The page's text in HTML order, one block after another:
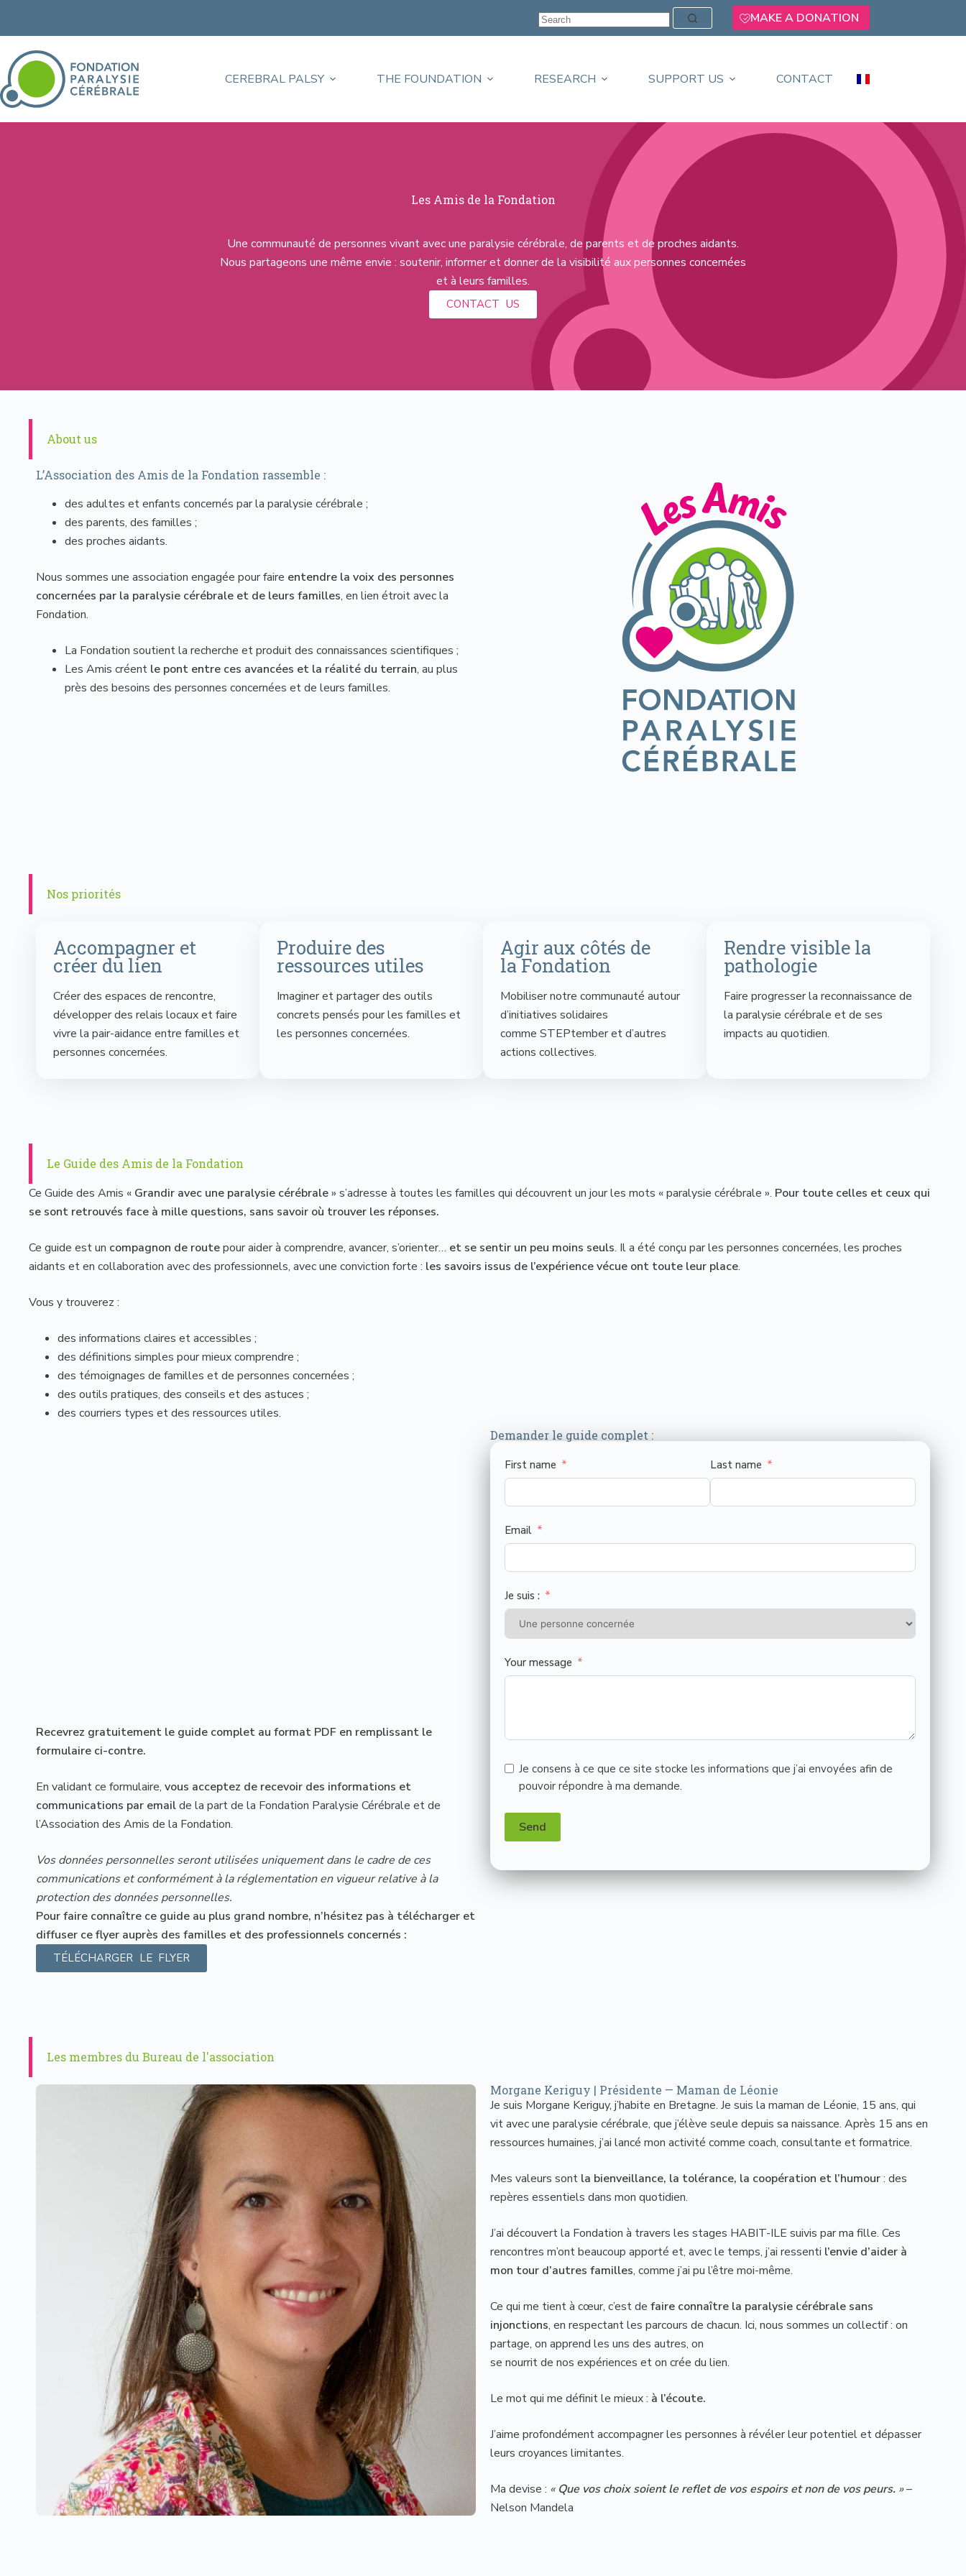
MAKE A DONATION
CEREBRAL PALSY THE FOUNDATION RESEARCH SUPPORT US CONTACT
Les Amis de la Fondation
Une communauté de personnes vivant avec une paralysie cérébrale, de parents et de proches aidants.
Nous partageons une même envie : soutenir, informer et donner de la visibilité aux personnes concernées
et à leurs familles.
CONTACT US
About us
L’Association des Amis de la Fondation rassemble :
des adultes et enfants concernés par la paralysie cérébrale ;
des parents, des familles ;
des proches aidants.
Nous sommes une association engagée pour faire entendre la voix des personnes
concernées par la paralysie cérébrale et de leurs familles, en lien étroit avec la
Fondation.
La Fondation soutient la recherche et produit des connaissances scientifiques ;
Les Amis créent le pont entre ces avancées et la réalité du terrain, au plus
près des besoins des personnes concernées et de leurs familles.
Nos priorités
Accompagner et
créer du lien
Créer des espaces de rencontre,
développer des relais locaux et faire
vivre la pair-aidance entre familles et
personnes concernées.
Produire des
ressources utiles
Imaginer et partager des outils
concrets pensés pour les familles et
les personnes concernées.
Agir aux côtés de
la Fondation
Mobiliser notre communauté autour
d’initiatives solidaires
comme STEPtember et d’autres
actions collectives.
Rendre visible la
pathologie
Faire progresser la reconnaissance de
la paralysie cérébrale et de ses
impacts au quotidien.
Le Guide des Amis de la Fondation
Ce Guide des Amis « Grandir avec une paralysie cérébrale» s’adresse à toutes les familles qui découvrent un jour les mots « paralysie cérébrale ». Pour toute celles et ceux qui
se sont retrouvés face à mille questions, sans savoir où trouver les réponses.
Ce guide est un compagnon de routepour aider à comprendre, avancer, s’orienter… et se sentir un peu moins seuls. Il a été conçu par les personnes concernées, les proches
aidants et en collaboration avec des professionnels, avec une conviction forte : les savoirs issus de l’expérience vécue ont toute leur place.
Vous y trouverez :
des informations claires et accessibles ;
des définitions simples pour mieux comprendre ;
des témoignages de familles et de personnes concernées ;
des outils pratiques, des conseils et des astuces ;
des courriers types et des ressources utiles.
TÉLÉCHARGER LE FLYER
Pour faire connaître ce guide au plus grand nombre, n’hésitez pas à télécharger et
diffuser ce flyer auprès des familles et des professionnels concernés :
Recevrez gratuitement le guide complet au format PDF en remplissant le
formulaire ci-contre.
En validant ce formulaire, vous acceptez de recevoir des informations et
communications par emailde la part de la Fondation Paralysie Cérébrale et de
l’Association des Amis de la Fondation.
Vos données personnelles seront utilisées uniquement dans le cadre de ces
communications et conformément à la réglementation en vigueur relative à la
protection des données personnelles.
Demander le guide complet :
First name Last name
Email
Je suis :
Your message
Je consens à ce que ce site stocke les informations que j’ai envoyées afin de
pouvoir répondre à ma demande.
Send
Les membres du Bureau de l'association
Morgane Keriguy | Présidente — Maman de Léonie
Je suis Morgane Keriguy, j’habite en Bretagne. Je suis la maman de Léonie, 15 ans, qui
vit avec une paralysie cérébrale, que j’élève seule depuis sa naissance. Après 15 ans en
ressources humaines, j’ai lancé mon activité comme coach, consultante et formatrice.
Mes valeurs sont la bienveillance, la tolérance, la coopération et l’humour: des
repères essentiels dans mon quotidien.
J’ai découvert la Fondation à travers les stages HABIT-ILE suivis par ma fille. Ces
rencontres m’ont beaucoup apporté et, avec le temps, j’ai ressenti l’envie d’aider à
mon tour d’autres familles, comme j’ai pu l’être moi-même.
Ce qui me tient à cœur, c’est de faire connaître la paralysie cérébrale sans
injonctions, en respectant les parcours de chacun. Ici, nous sommes un collectif : on
partage, on apprend les uns des autres, on
se nourrit de nos expériences et on crée du lien.
Le mot qui me définit le mieux : à l’écoute.
J’aime profondément accompagner les personnes à révéler leur potentiel et dépasser
leurs croyances limitantes.
Ma devise : « Que vos choix soient le reflet de vos espoirs et non de vos peurs. »–
Nelson Mandela